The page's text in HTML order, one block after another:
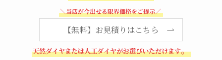
＼当店が今出せる限界価格をご提示／
【無料】お見積りはこちら
天然ダイヤまたは人工ダイヤがお選びいただけます。